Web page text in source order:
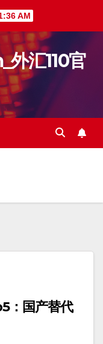
AM
外汇110官
：国产替代